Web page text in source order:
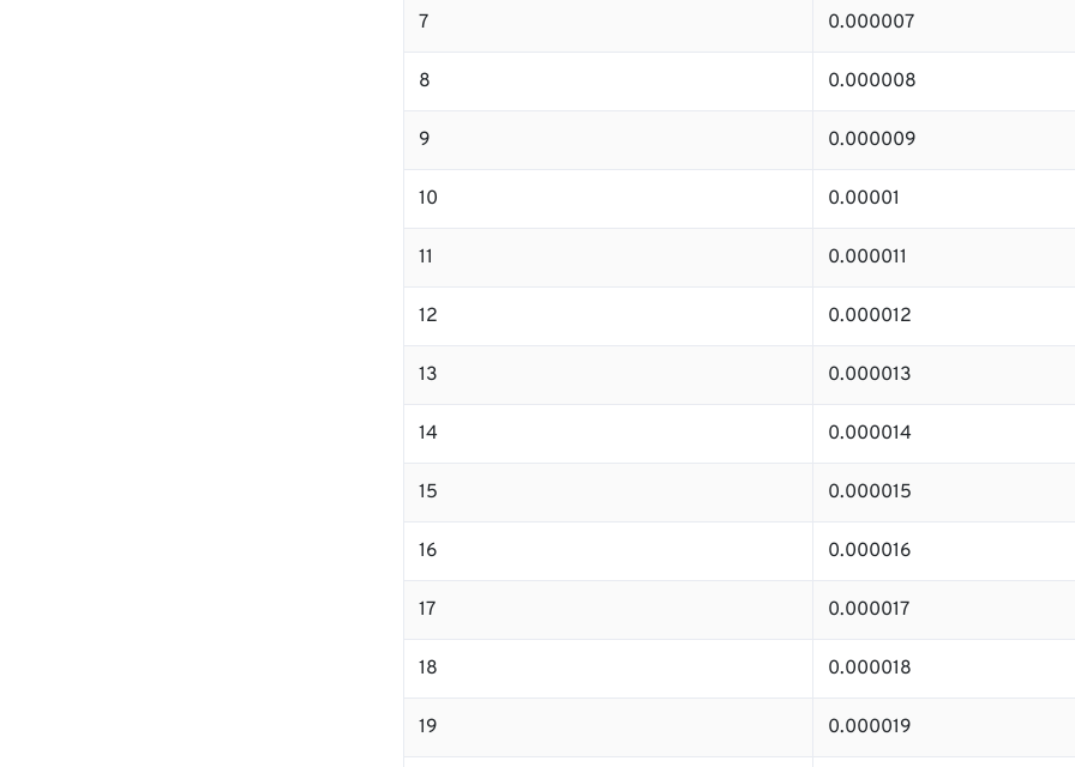
7 0.000007
8 0.000008
9 0.000009
10 0.00001
11 0.000011
12 0.000012
13 0.000013
14 0.000014
15 0.000015
16 0.000016
17 0.000017
18 0.000018
19 0.000019